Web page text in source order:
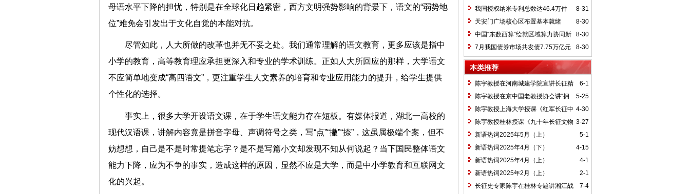
母语水平下降的担忧，特别是在全球化日趋紧密，西方文明强势影响的背景下，语文的“弱势地
位”难免会引发出于文化自觉的本能对抗。
尽管如此，人大所做的改革也并无不妥之处。我们通常理解的语文教育，更多应该是指中
小学的教育，高等教育理应承担更深入和专业的学术训练。正如人大所回应的那样，大学语文
不应简单地变成“高四语文”，更注重学生人文素养的培育和专业应用能力的提升，给学生提供
个性化的选择。
事实上，很多大学开设语文课，在于学生语文能力存在短板。有媒体报道，湖北一高校的
现代汉语课，讲解内容竟是拼音字母、声调符号之类，写“点”“撇”“捺”，这虽属极端个案，但不
妨想想，自己是不是时常提笔忘字？是不是写篇小文却发现不知从何说起？当下国民整体语文
能力下降，应为不争的事实，造成这样的原因，显然不应是大学，而是中小学教育和互联网文
化的兴起。
2.31亿人次 共济金额304.57亿元
8-31
我国授权纳米专利总数达46.4万件
8-30
天安门广场核心区布置基本就绪
8-30
中国“东数西算”绘就区域算力协同新
图景
8-30
7月我国债券市场共发债7.75万亿元
本类推荐
6-1
陈宇教授在河南城建学院宣讲长征精
神及红25军长征史
5-25
陈宇教授在京中国老教授协会讲“拥
抱中华新文明”
4-30
陈宇教授上海大学授课《红军长征中
的黄埔师生》
3-27
陈宇教授桂林授课《九十年长征文物
鉴赏》
5-1
新语热词2025年5月（上）
4-15
新语热词2025年4月（下）
4-1
新语热词2025年4月（上）
2-1
新语热词2025年2月（上）
7-4
长征史专家陈宇在桂林专题讲湘江战